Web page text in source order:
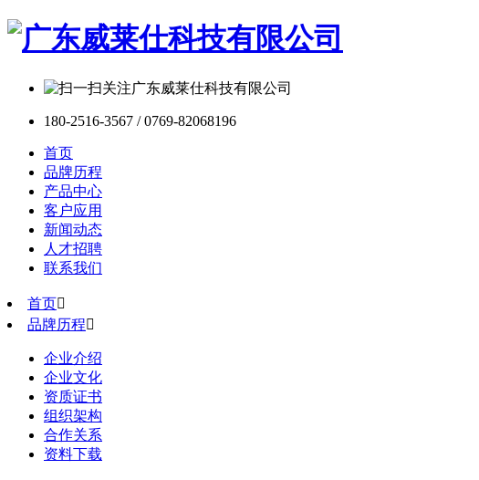
180-2516-3567 / 0769-82068196
首页
品牌历程
产品中心
客户应用
新闻动态
人才招聘
联系我们
首页
品牌历程
企业介绍
企业文化
资质证书
组织架构
合作关系
资料下载